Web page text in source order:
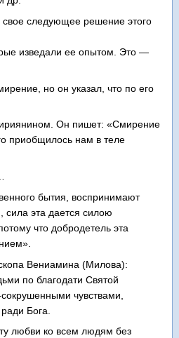
следующее решение этого
изведали ее опытом. Это —
но он указал, что по его
Он пишет: «Смирение
приобщилось нам в теле
бытия, воспринимают
эта дается силою
что добродетель эта
Вениамина (Милова):
по благодати Святой
сокрушенными чувствами,
Бога.
любви ко всем людям без